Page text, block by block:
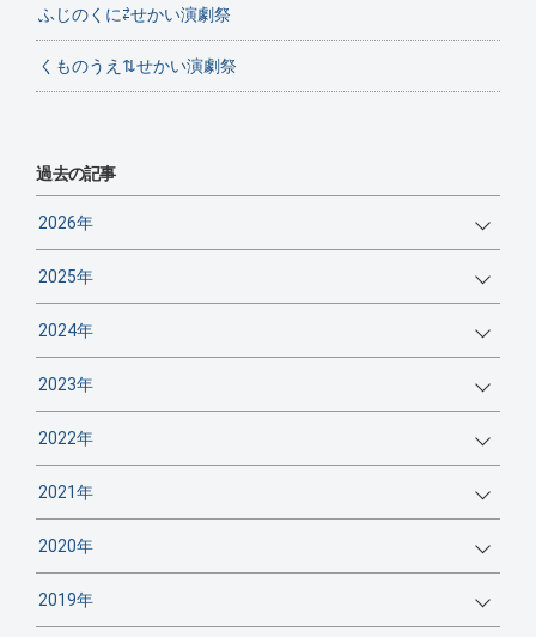
ふじのくに⇄せかい演劇祭
くものうえ⇅せかい演劇祭
過去の記事
2026年
2025年
2024年
2023年
2022年
2021年
2020年
2019年